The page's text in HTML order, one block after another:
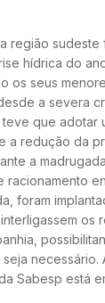
região sudeste
hídrica do
os seus
a severa
teve que adotar
a redução da
a
racionamento
foram
os
necessário.
Sabesp está